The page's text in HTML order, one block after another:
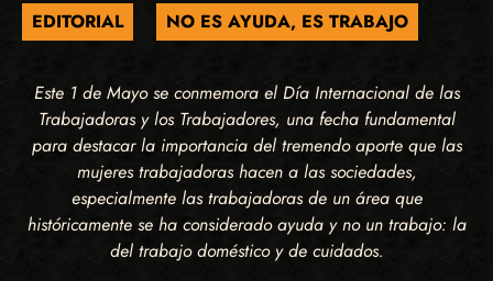
EDITORIAL NO ES AYUDA, ES TRABAJO
Este 1 de Mayo se conmemora el Día Internacional de las
Trabajadoras y los Trabajadores, una fecha fundamental
para destacar la importancia del tremendo aporte que las
mujeres trabajadoras hacen a las sociedades,
especialmente las trabajadoras de un área que
históricamente se ha considerado ayuda y no un trabajo: la
del trabajo doméstico y de cuidados.